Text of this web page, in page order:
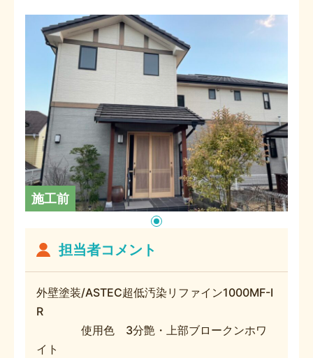
施工前
担当者コメント
外壁塗装/ASTEC超低汚染リファイン1000MF-I
R
使用色 3分艶・上部ブロークンホワ
イト